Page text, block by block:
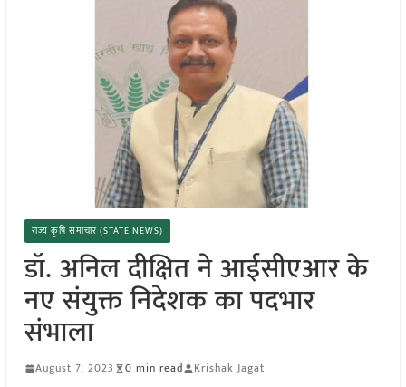
राज्य कृषि समाचार (STATE NEWS)
डॉ. अनिल दीक्षित ने आईसीएआर के
नए संयुक्त निदेशक का पदभार
संभाला
August 7, 2023 0 min read Krishak Jagat